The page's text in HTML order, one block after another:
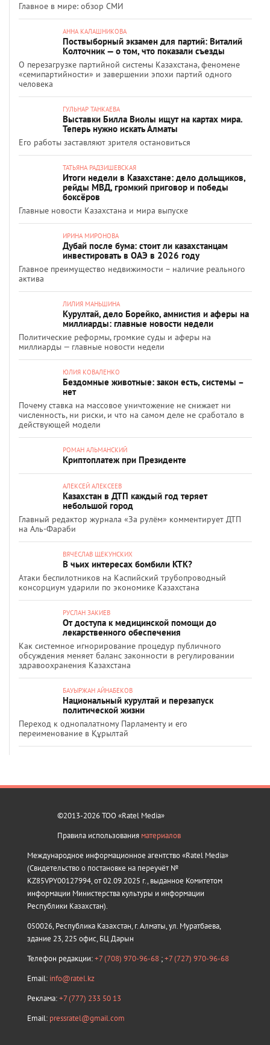
Главное в мире: обзор СМИ
АННА КАЛАШНИКОВА
Поствыборный экзамен для партий: Виталий
Колточник — о том, что показали съезды
О перезагрузке партийной системы Казахстана, феномене
«семипартийности» и завершении эпохи партий одного
человека
ГУЛЬНАР ТАНКАЕВА
Выставки Билла Виолы ищут на картах мира.
Теперь нужно искать Алматы
Его работы заставляют зрителя остановиться
ТАТЬЯНА РАДЗИШЕВСКАЯ
Итоги недели в Казахстане: дело дольщиков,
рейды МВД, громкий приговор и победы
боксёров
Главные новости Казахстана и мира выпуске
ИРИНА МИРОНОВА
Дубай после бума: стоит ли казахстанцам
инвестировать в ОАЭ в 2026 году
Главное преимущество недвижимости – наличие реального
актива
ЛИЛИЯ МАНЬШИНА
Курултай, дело Борейко, амнистия и аферы на
миллиарды: главные новости недели
Политические реформы, громкие суды и аферы на
миллиарды — главные новости недели
ЮЛИЯ КОВАЛЕНКО
Бездомные животные: закон есть, системы –
нет
Почему ставка на массовое уничтожение не снижает ни
численность, ни риски, и что на самом деле не сработало в
действующей модели
РОМАН АЛЬМАНСКИЙ
Криптоплатеж при Президенте
АЛЕКСЕЙ АЛЕКСЕЕВ
Казахстан в ДТП каждый год теряет
небольшой город
Главный редактор журнала «За рулём» комментирует ДТП
на Аль-Фараби
ВЯЧЕСЛАВ ЩЕКУНСКИХ
В чьих интересах бомбили КТК?
Атаки беспилотников на Каспийский трубопроводный
консорциум ударили по экономике Казахстана
РУСЛАН ЗАКИЕВ
От доступа к медицинской помощи до
лекарственного обеспечения
Как системное игнорирование процедур публичного
обсуждения меняет баланс законности в регулировании
здравоохранения Казахстана
БАУЫРЖАН АЙНАБЕКОВ
Национальный курултай и перезапуск
политической жизни
Переход к однопалатному Парламенту и его
переименование в Құрылтай
©2013-2026 ТОО «Ratel Media»
Правила использования материалов
Международное информационное агентство «Ratel Media»
(Свидетельство о постановке на переучёт №
KZ85VPY00127994, от 02.09.2025 г., выданное Комитетом
информации Министерства культуры и информации
Республики Казахстан).
050026, Республика Казахстан, г. Алматы, ул. Муратбаева,
здание 23, 225 офис, БЦ Дарын
Телефон редакции:+7 (708) 970-96-68 ;+7 (727) 970-96-68
Email: info@ratel.kz
Реклама:+7 (777) 233 50 13
Email: pressratel@gmail.com